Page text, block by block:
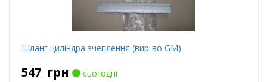
Шланг циліндра зчеплення (вир-во GM)
547 грн
сьогодні